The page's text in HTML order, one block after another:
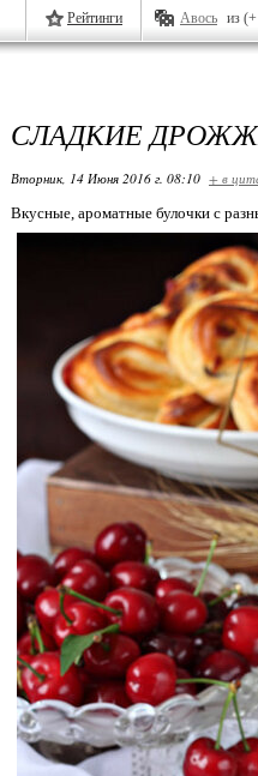
Рейтинги Авось из
СЛАДКИЕ
Вторник, 14 Июня 2016 г. 08:10 + в
Вкусные, ароматные булочки с